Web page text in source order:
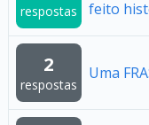
respostas
feito
2
respostas
Uma